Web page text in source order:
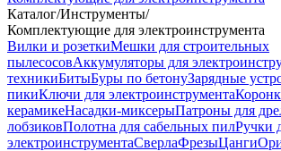
Каталог/Инструменты/
Комплектующие для электроинструмента
Вилки и розеткиМешки для строительных
пылесосовАккумуляторы для
техникиБитыБуры по бетонуЗарядные
пикиКлючи для электроинструмента
керамикеНасадки-миксерыПатроны для
лобзиковПолотна для сабельных пилРучки
электроинструментаСверлаФрезыЦанги